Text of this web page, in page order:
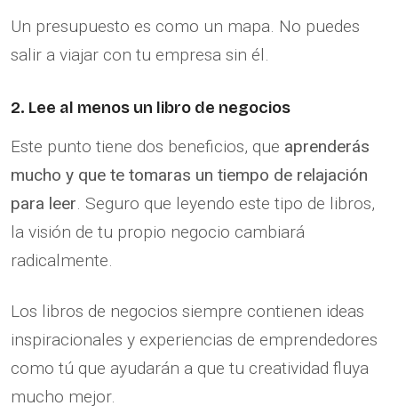
Un presupuesto es como un mapa. No puedes
salir a viajar con tu empresa sin él.
2. Lee al menos un libro de negocios
Este punto tiene dos beneficios, que aprenderás
mucho y que te tomaras un tiempo de relajación
para leer. Seguro que leyendo este tipo de libros,
la visión de tu propio negocio cambiará
radicalmente.
Los libros de negocios siempre contienen ideas
inspiracionales y experiencias de emprendedores
como tú que ayudarán a que tu creatividad fluya
mucho mejor.